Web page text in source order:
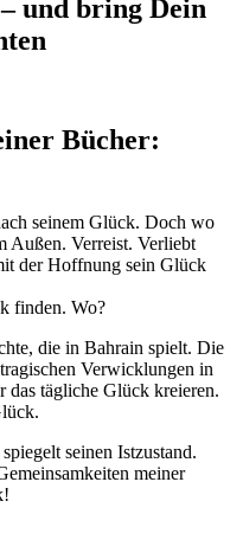
und bring Dein
Bücher:
seinem Glück. Doch wo
Außen. Verreist. Verliebt
der Hoffnung sein Glück
finden. Wo?
die in Bahrain spielt. Die
Verwicklungen in
tägliche Glück kreieren.
seinen Istzustand.
meiner